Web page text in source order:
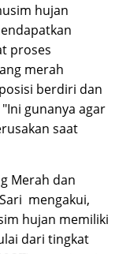
hujan
proses
merah
berdiri dan
gunanya agar
saat
Merah dan
mengakui,
hujan memiliki
dari tingkat